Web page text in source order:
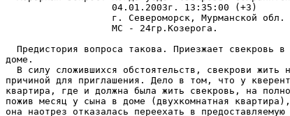
                   04.01.2003г. 13:35:00 (+3)
                   г. Североморск, Мурманской обл.
                   МС - 24гр.Козерога.
Предистория вопроса такова. Приезжает свекровь
доме.
В силу сложившихся обстоятельств, свекрови жить
причиной для приглашения. Дело в том, что у
квартира, где и должна была жить свекровь, на
пожив месяц у сына в доме (двухкомнатная квартира),
она наотрез отказалась переехать в